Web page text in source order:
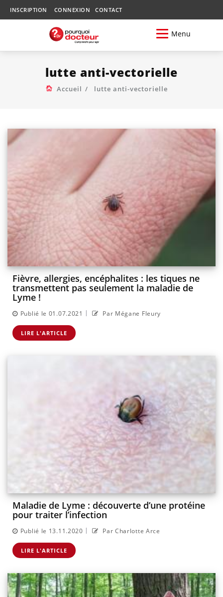
INSCRIPTION CONNEXION CONTACT
Menu
lutte anti-vectorielle
Accueil lutte anti-vectorielle
Fièvre, allergies, encéphalites : les tiques ne
transmettent pas seulement la maladie de
Lyme !
Publié le 01.07.2021 | Par Mégane Fleury
LIRE L'ARTICLE
Maladie de Lyme : découverte d’une protéine
pour traiter l’infection
Publié le 13.11.2020 | Par Charlotte Arce
LIRE L'ARTICLE